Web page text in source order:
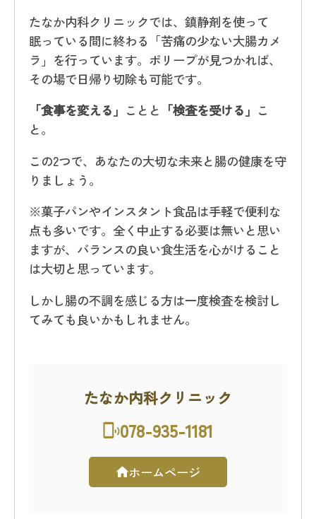
たなか内科クリニックでは、鎮静剤を使って
眠っている間に終わる「苦痛の少ない大腸カメ
ラ」を行っています。ポリープが見つかれば、
その場で日帰り切除も可能です。
「食事を変える」 ことと 「検査を受ける」 こ
と。
この2つで、あなたの大切な未来と腸の健康を守
りましょう。
※菓子パンやインスタント食品は手軽で便利な
点も多いです。全く中止する必要は無いと思い
ますが、バランスの良い食生活を心がけること
は大切と思っています。
しかし腸の不調を感じる方は一度検査を検討し
てみても良いかもしれません。
たなか内科クリニック
078-935-1181
ホームページ